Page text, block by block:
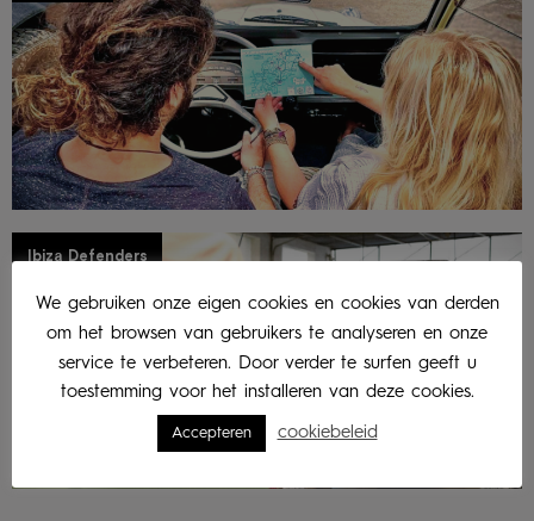
Ibiza Defenders
We gebruiken onze eigen cookies en cookies van derden
om het browsen van gebruikers te analyseren en onze
service te verbeteren. Door verder te surfen geeft u
toestemming voor het installeren van deze cookies.
Accepteren cookiebeleid